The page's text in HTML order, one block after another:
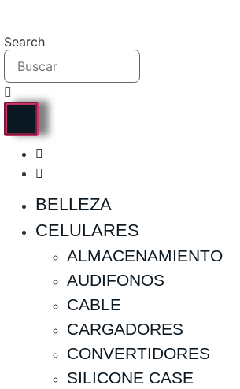
contenido
Search
BELLEZA
CELULARES
ALMACENAMIENTO
AUDIFONOS
CABLE
CARGADORES
CONVERTIDORES
SILICONE CASE